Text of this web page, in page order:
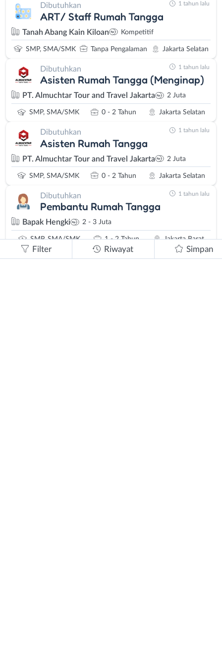
Dibutuhkan
ART/ Staff Rumah Tangga
Tanah Abang Kain Kiloan Kompetitif
SMP, SMA/SMK Tanpa Pengalaman Jakarta Selatan
1 tahun lalu
Dibutuhkan
Asisten Rumah Tangga (Menginap)
PT. Almuchtar Tour and Travel Jakarta 2 Juta
SMP, SMA/SMK 0 - 2 Tahun Jakarta Selatan
1 tahun lalu
Dibutuhkan
Asisten Rumah Tangga
PT. Almuchtar Tour and Travel Jakarta 2 Juta
SMP, SMA/SMK 0 - 2 Tahun Jakarta Selatan
1 tahun lalu
Dibutuhkan
Pembantu Rumah Tangga
Bapak Hengki 2 - 3 Juta
SMP, SMA/SMK 1 - 2 Tahun Jakarta Barat
1 tahun lalu
Dibutuhkan ditutup
Filter Riwayat Simpan